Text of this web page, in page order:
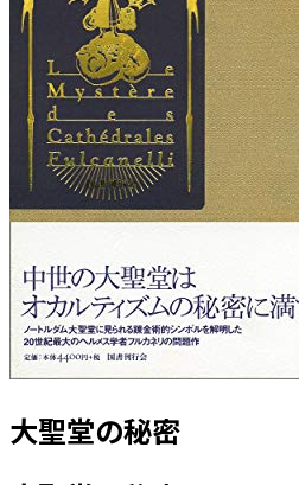
大聖堂の秘密